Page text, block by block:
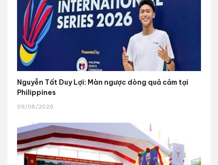
Nguyễn Tất Duy Lợi: Màn ngược dòng quả cảm tại
Philippines
09/08/2026